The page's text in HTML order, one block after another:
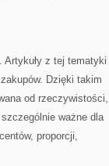
z tej tematyki
Dzięki takim
od rzeczywistości,
ważne dla
proporcji,